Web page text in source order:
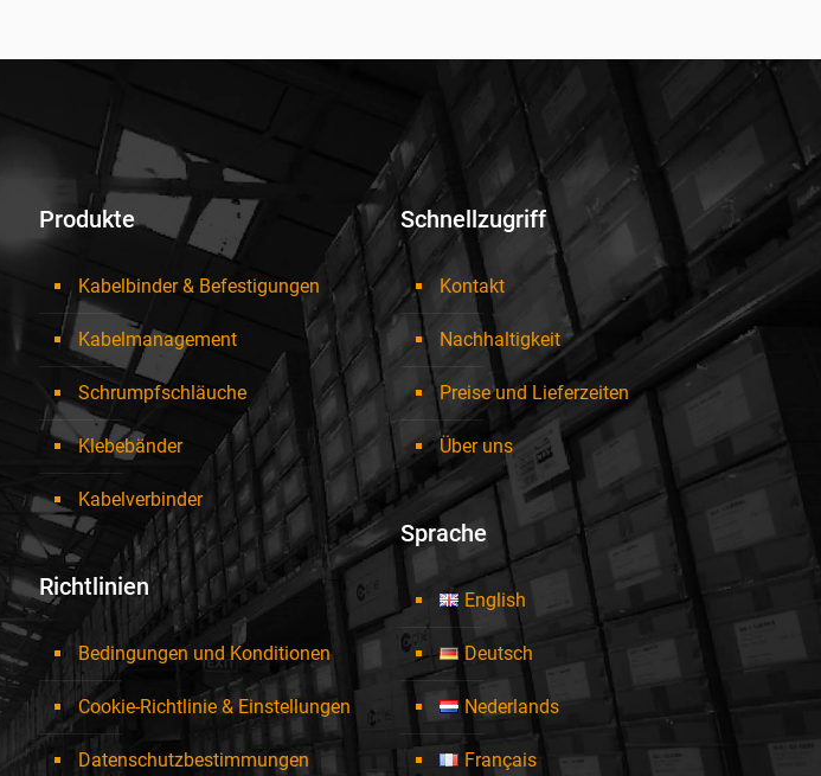
Produkte
Kabelbinder & Befestigungen
Kabelmanagement
Schrumpfschläuche
Klebebänder
Kabelverbinder
Richtlinien
Bedingungen und Konditionen
Cookie-Richtlinie & Einstellungen
Datenschutzbestimmungen
Schnellzugriff
Kontakt
Nachhaltigkeit
Preise und Lieferzeiten
Über uns
Sprache
English
Deutsch
Nederlands
Français